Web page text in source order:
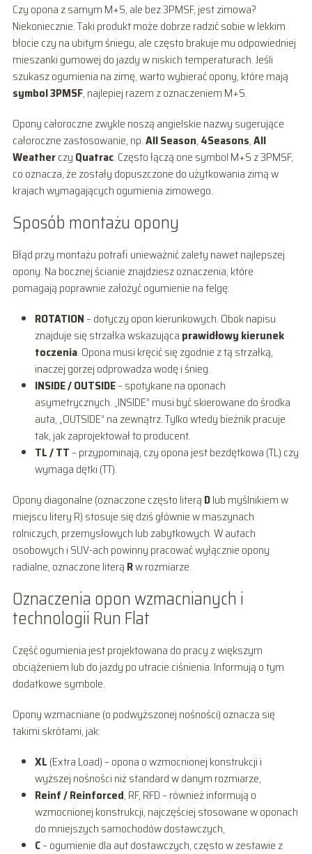
Czy opona z samym M+S, ale bez 3PMSF, jest zimowa?
Niekoniecznie. Taki produkt może dobrze radzić sobie w lekkim
błocie czy na ubitym śniegu, ale często brakuje mu odpowiedniej
mieszanki gumowej do jazdy w niskich temperaturach. Jeśli
szukasz ogumienia na zimę, warto wybierać opony, które mają
symbol 3PMSF, najlepiej razem z oznaczeniem M+S.
Opony całoroczne zwykle noszą angielskie nazwy sugerujące
całoroczne zastosowanie, np.All Season, 4Seasons,All
Weatherczy Quatrac. Często łączą one symbol M+S z 3PMSF,
co oznacza, że zostały dopuszczone do użytkowania zimą w
krajach wymagających ogumienia zimowego.
Sposób montażu opony
Błąd przy montażu potrafi unieważnić zalety nawet najlepszej
opony. Na bocznej ścianie znajdziesz oznaczenia, które
pomagają poprawnie założyć ogumienie na felgę:
ROTATION – dotyczy opon kierunkowych. Obok napisu
znajduje się strzałka wskazująca prawidłowy kierunek
toczenia. Opona musi kręcić się zgodnie z tą strzałką,
inaczej gorzej odprowadza wodę i śnieg.
INSIDE / OUTSIDE– spotykane na oponach
asymetrycznych. „INSIDE” musi być skierowane do środka
auta, „OUTSIDE” na zewnątrz. Tylko wtedy bieżnik pracuje
tak, jak zaprojektował to producent.
TL / TT – przypominają, czy opona jest bezdętkowa (TL) czy
wymaga dętki (TT).
Opony diagonalne (oznaczone często literą Dlub myślnikiem w
miejscu litery R) stosuje się dziś głównie w maszynach
rolniczych, przemysłowych lub zabytkowych. W autach
osobowych i SUV-ach powinny pracować wyłącznie opony
radialne, oznaczone literą Rw rozmiarze.
Oznaczenia opon wzmacnianych i
technologii Run Flat
Część ogumienia jest projektowana do pracy z większym
obciążeniem lub do jazdy po utracie ciśnienia. Informują o tym
dodatkowe symbole.
Opony wzmacniane (o podwyższonej nośności) oznacza się
takimi skrótami, jak:
XL (Extra Load) – opona o wzmocnionej konstrukcji i
wyższej nośności niż standard w danym rozmiarze,
Reinf / Reinforced, RF, RFD – również informują o
wzmocnionej konstrukcji, najczęściej stosowane w oponach
do mniejszych samochodów dostawczych,
C– ogumienie dla aut dostawczych, często w zestawie z